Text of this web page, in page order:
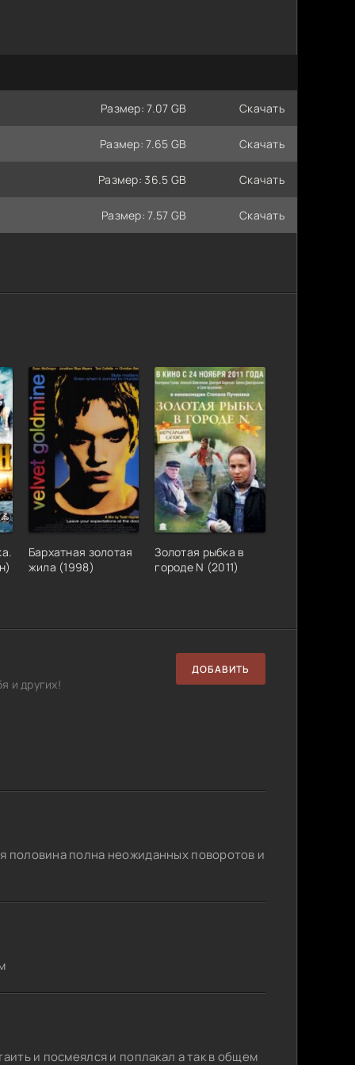
Размер: 7.07 GB Скачать
Размер: 7.65 GB Скачать
Размер: 36.5 GB Скачать
Размер: 7.57 GB Скачать
Бархатная золотая
жила (1998)
Золотая рыбка в
городе N (2011)
и других!
ДОБАВИТЬ
половина полна неожиданных поворотов и
и посмеялся и поплакал а так в общем